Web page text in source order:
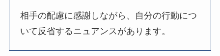
相手の配慮に感謝しながら、自分の行動につ
いて反省するニュアンスがあります。